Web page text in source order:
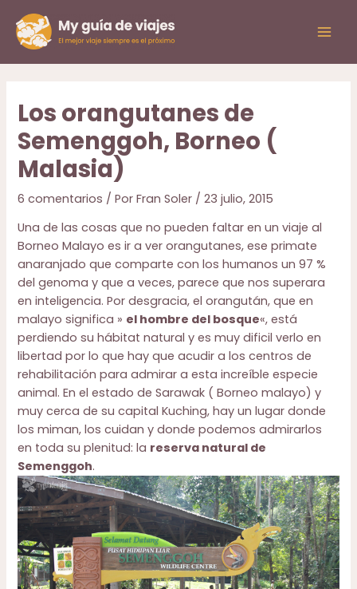
contenido
Los orangutanes de
Semenggoh, Borneo (
Malasia)
6 comentarios / PorFran Soler /23 julio, 2015
Una de las cosas que no pueden faltar en un viaje al
Borneo Malayo es ir a ver orangutanes, ese primate
anaranjado que comparte con los humanos un 97 %
del genoma y que a veces, parece que nos superara
en inteligencia. Por desgracia, el orangután, que en
malayo significa » el hombre del bosque«, está
perdiendo su hábitat natural y es muy dificil verlo en
libertad por lo que hay que acudir a los centros de
rehabilitación para admirar a esta increíble especie
animal. En el estado de Sarawak ( Borneo malayo) y
muy cerca de su capital Kuching, hay un lugar donde
los miman, los cuidan y donde podemos admirarlos
en toda su plenitud: la reserva natural de
Semenggoh.